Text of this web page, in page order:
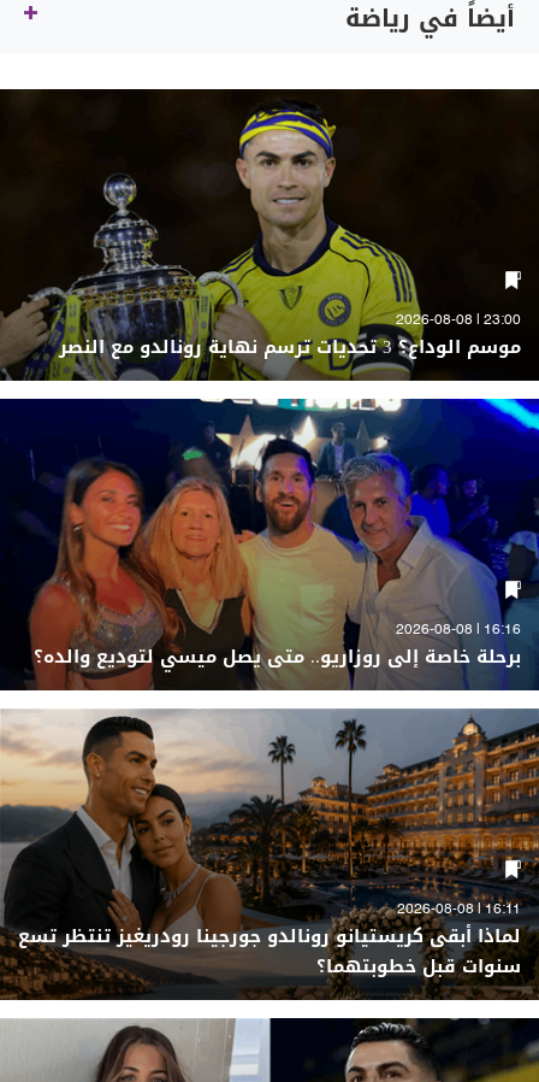
أيضاً في رياضة
23:00 | 2026-08-08
موسم الوداع؟ 3 تحديات ترسم نهاية رونالدو مع النصر
16:16 | 2026-08-08
برحلة خاصة إلى روزاريو.. متى يصل ميسي لتوديع والده؟
16:11 | 2026-08-08
لماذا أبقى كريستيانو رونالدو جورجينا رودريغيز تنتظر تسع
سنوات قبل خطوبتهما؟